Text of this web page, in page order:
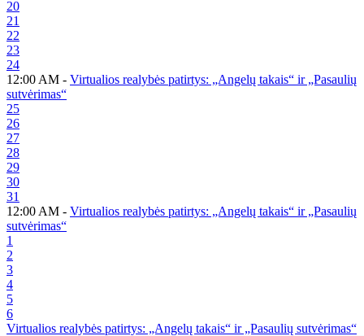
20
21
22
23
24
12:00 AM - Virtualios realybės patirtys: „Angelų takais“ ir „Pasaulių
sutvėrimas“
25
26
27
28
29
30
31
12:00 AM - Virtualios realybės patirtys: „Angelų takais“ ir „Pasaulių
sutvėrimas“
1
2
3
4
5
6
Virtualios realybės patirtys: „Angelų takais“ ir „Pasaulių sutvėrimas“